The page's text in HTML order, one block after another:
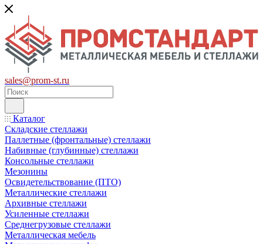
sales@prom-st.ru
Каталог
Складские стеллажи
Паллетные (фронтальные) стеллажи
Набивные (глубинные) стеллажи
Консольные стеллажи
Мезонины
Освидетельствование (ПТО)
Металлические стеллажи
Архивные стеллажи
Усиленные стеллажи
Среднегрузовые стеллажи
Металлическая мебель